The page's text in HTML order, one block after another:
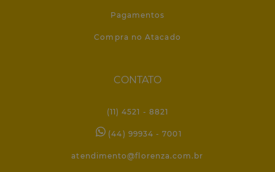
Pagamentos
Compra no Atacado
CONTATO
(11) 4521 - 8821
(44) 99934 - 7001
atendimento@florenza.com.br